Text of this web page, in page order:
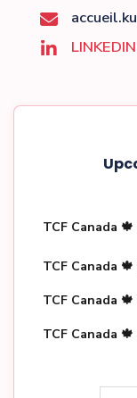
TCF Canada
TCF Canada
TCF Canada
TCF Canada